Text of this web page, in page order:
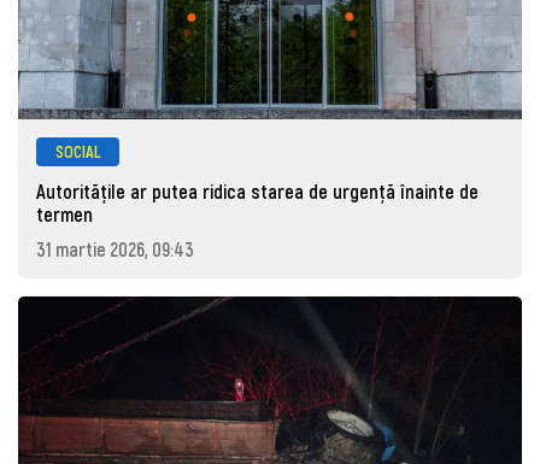
SOCIAL
Autoritățile ar putea ridica starea de urgență înainte de
termen
31 martie 2026, 09:43